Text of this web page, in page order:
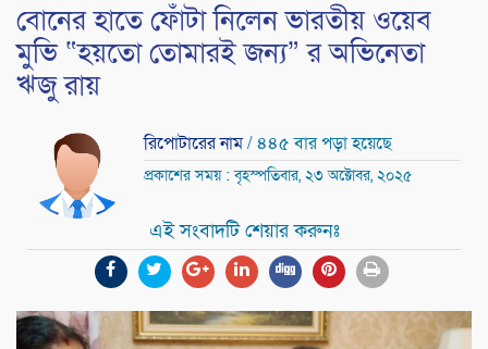
বোনের হাতে ফোঁটা নিলেন ভারতীয় ওয়েব
মুভি “হয়তো তোমারই জন্য” র অভিনেতা
ঋজু রায়
রিপোটারের নাম/ ৪৪৫ বার পড়া হয়েছে
প্রকাশের সময় : বৃহস্পতিবার, ২৩ অক্টোবর, ২০২৫
এই সংবাদটি শেয়ার করুনঃ